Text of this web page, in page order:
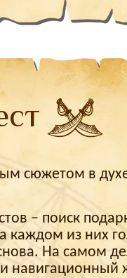
сюжетом в
– поиск
каждом из них
На самом
и навигационный